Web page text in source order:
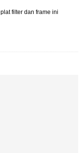
filter dan frame ini